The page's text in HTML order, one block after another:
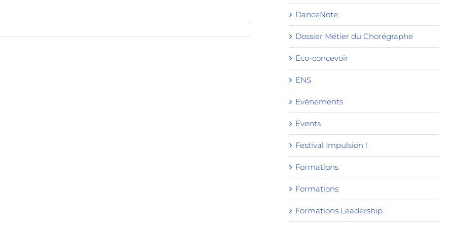
DanceNote
Dossier Métier du Chorégraphe
Eco-concevoir
ENS
Evénements
Events
Festival Impulsion !
Formations
Formations
Formations Leadership